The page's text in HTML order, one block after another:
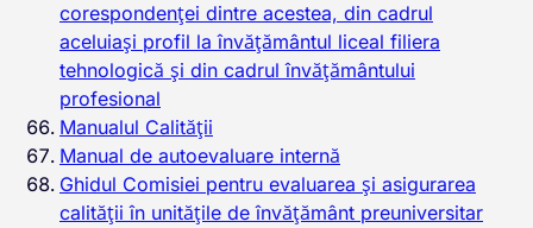
corespondenţei dintre acestea, din cadrul
aceluiaşi profil la învăţământul liceal filiera
tehnologică şi din cadrul învăţământului
profesional
Manualul Calității
Manual de autoevaluare internă
Ghidul Comisiei pentru evaluarea și asigurarea
calității în unitățile de învățământ preuniversitar